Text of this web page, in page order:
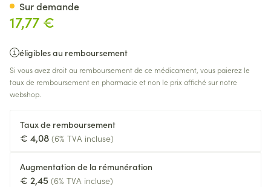
17,77 €
éligibles au remboursement
Si vous avez droit au remboursement de ce médicament, vous paierez le
taux de remboursement en pharmacie et non le prix affiché sur notre
webshop.
Taux de remboursement
€ 4,08 (6% TVA incluse)
Augmentation de la rémunération
€ 2,45 (6% TVA incluse)
Sur demande